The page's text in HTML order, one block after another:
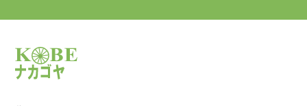
サイクルショップナカゴヤ